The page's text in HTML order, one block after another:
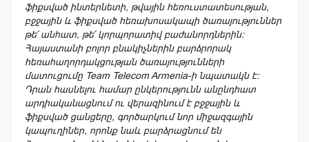
ֆիքսված ինտերնետի, թվային հեռուստատեսության,
բջջային և ֆիքսված հեռախոսակապի ծառայություններ
թե՛ անհատ, թե՛ կորպորատիվ բաժանորդներին։
Հայաստանի բոլոր բնակիչներին բարձրորակ
հեռահաղորդակցության ծառայությունների
մատուցումը Team Telecom Armenia-ի նպատակն է։
Դրան հասնելու համար ընկերությունն անընդհատ
արդիականացնում ու վերազինում է բջջային և
ֆիքսված ցանցերը, գործարկում նոր միջազգային
կապուղիներ, որոնք նաև բարձրացնում են